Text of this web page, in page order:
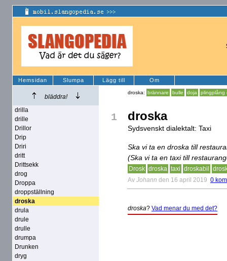
Hemsidan Slumpa Lägg till Om
bläddra!
drilla
drille
Drillor
Drip
Driri
dritt
Drittsekk
drog
Droppa
droppställning
droska
drula
drule
drulle
drumpa
Drunken
dryg
droska: brännare bulle doja plingplång
1 droska
Sydsvenskt dialektalt: Taxi
Ska vi ta en droska till
(Ska vi ta en taxi till
Drosk droska taxi droskabil
Av Johann den 16 april 2019 0
droska? Vad menar du med det?